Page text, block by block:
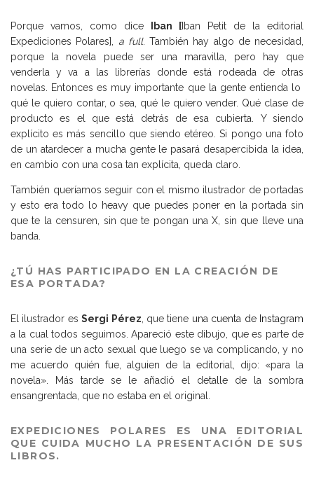
Porque vamos, como dice Iban [ Iban Petit de la editorial
Expediciones Polares], a full. También hay algo de necesidad,
porque la novela puede ser una maravilla, pero hay que
venderla y va a las librerías donde está rodeada de otras
novelas. Entonces es muy importante que la gente entienda lo
qué le quiero contar, o sea, qué le quiero vender. Qué clase de
producto es el que está detrás de esa cubierta. Y siendo
explícito es más sencillo que siendo etéreo. Si pongo una foto
de un atardecer a mucha gente le pasará desapercibida la idea,
en cambio con una cosa tan explícita, queda claro.
También queríamos seguir con el mismo ilustrador de portadas
y esto era todo lo heavy que puedes poner en la portada sin
que te la censuren, sin que te pongan una X, sin que lleve una
banda.
¿TÚ HAS PARTICIPADO EN LA CREACIÓN DE
ESA PORTADA?
El ilustrador esSergi Pérez, que tiene una cuenta de Instagram
a la cual todos seguimos. Apareció este dibujo, que es parte de
una serie de un acto sexual que luego se va complicando, y no
me acuerdo quién fue, alguien de la editorial, dijo: «para la
novela». Más tarde se le añadió el detalle de la sombra
ensangrentada, que no estaba en el original.
EXPEDICIONES POLARES ES UNA EDITORIAL
QUE CUIDA MUCHO LA PRESENTACIÓN DE SUS
LIBROS.